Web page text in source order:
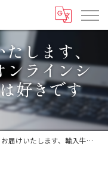
します、
ンラインシ
好きです
輸入牛専門肉屋のオンラインショップです。お肉は好きですか？